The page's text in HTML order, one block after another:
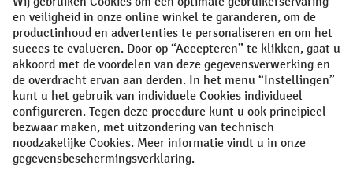
Algemene verkoopvoorwaarden Copyright
Privacyverklaring Privacy-instellingen
All prices excl. VAT plusshipping costs and possible delivery charges,
if not stated otherwise.
¹ De korting is geldig tot en met de vermelde datum. Combinatie met
andere aanbiedingen en lopende acties is niet mogelijk. | ² De korting
wordt éénmalig toegekend bij de eerste inschrijving voor de